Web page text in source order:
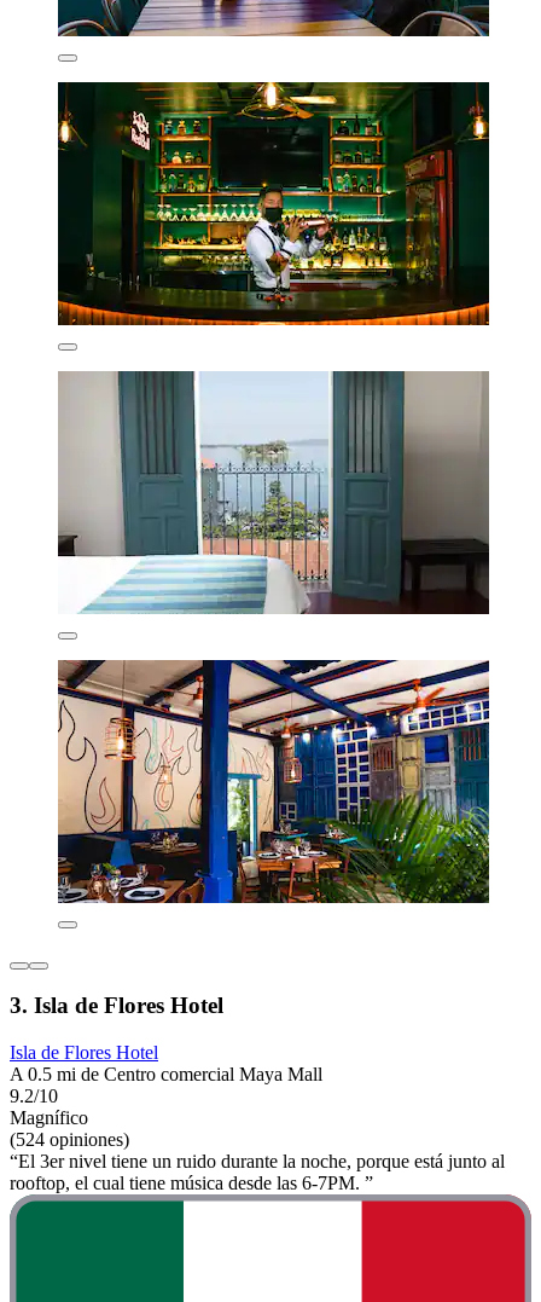
3. Isla de Flores Hotel
Isla de Flores Hotel
A 0.5 mi de Centro comercial Maya Mall
9.2/10
Magnífico
(524 opiniones)
“El 3er nivel tiene un ruido durante la noche, porque está junto al
rooftop, el cual tiene música desde las 6-7PM. ”